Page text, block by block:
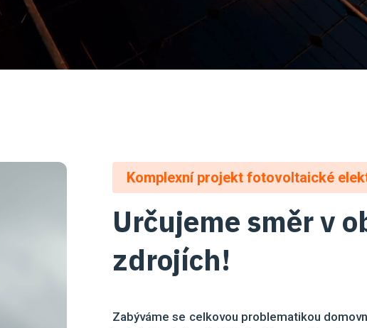
Komplexní projekt fotovoltaické
Určujeme směr v
zdrojích!
Zabýváme se celkovou problematikou